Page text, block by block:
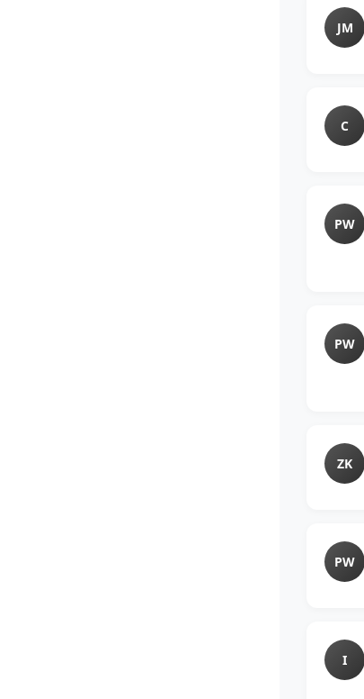
JM
C
PW
PW
ZK
PW
I